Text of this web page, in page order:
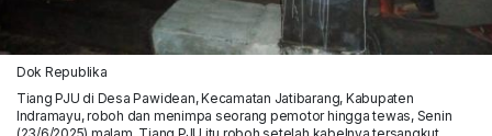
Dok Republika
Tiang PJU di Desa Pawidean, Kecamatan Jatibarang, Kabupaten
Indramayu, roboh dan menimpa seorang pemotor hingga tewas, Senin